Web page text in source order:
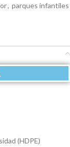
, parques infantiles
(HDPE)